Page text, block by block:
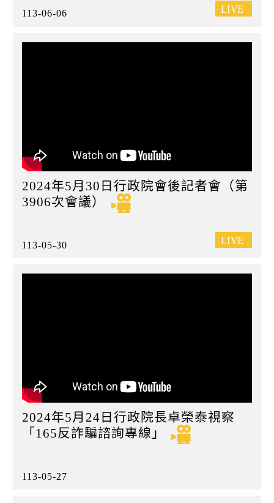
113-06-06
2024年5月30日行政院會後記者會（第
3906次會議）
113-05-30
2024年5月24日行政院長卓榮泰視察
「165反詐騙諮詢專線」
113-05-27